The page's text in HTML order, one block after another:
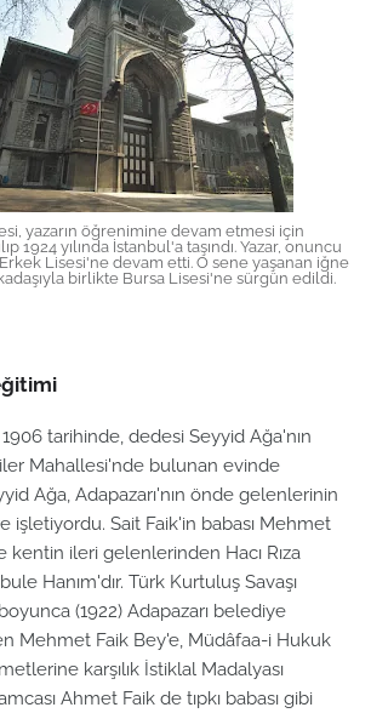
yazarın öğrenimine devam etmesi için
1924 yılında İstanbul'a taşındı. Yazar, onuncu
Erkek Lisesi'ne devam etti. O sene yaşanan iğne
birlikte Bursa Lisesi'ne sürgün edildi.
1906 tarihinde, dedesi Seyyid Ağa'nın
Mahallesi'nde bulunan evinde
Ağa, Adapazarı'nın önde gelenlerinin
işletiyordu. Sait Faik'in babası Mehmet
kentin ileri gelenlerinden Hacı Rıza
Hanım'dır. Türk Kurtuluş Savaşı
(1922) Adapazarı belediye
Mehmet Faik Bey'e, Müdâfaa-i Hukuk
karşılık İstiklal Madalyası
Ahmet Faik de tıpkı babası gibi